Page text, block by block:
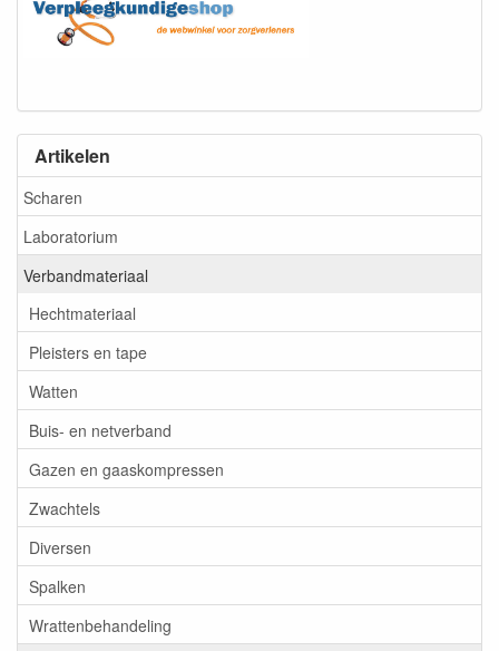
Artikelen
Scharen
Laboratorium
Verbandmateriaal
Hechtmateriaal
Pleisters en tape
Watten
Buis- en netverband
Gazen en gaaskompressen
Zwachtels
Diversen
Spalken
Wrattenbehandeling